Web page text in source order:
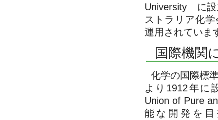
University に設
ストラリア化
運用されていま
国際機関
化学の国際標
より1912年に
Union of Pure
能な開発を